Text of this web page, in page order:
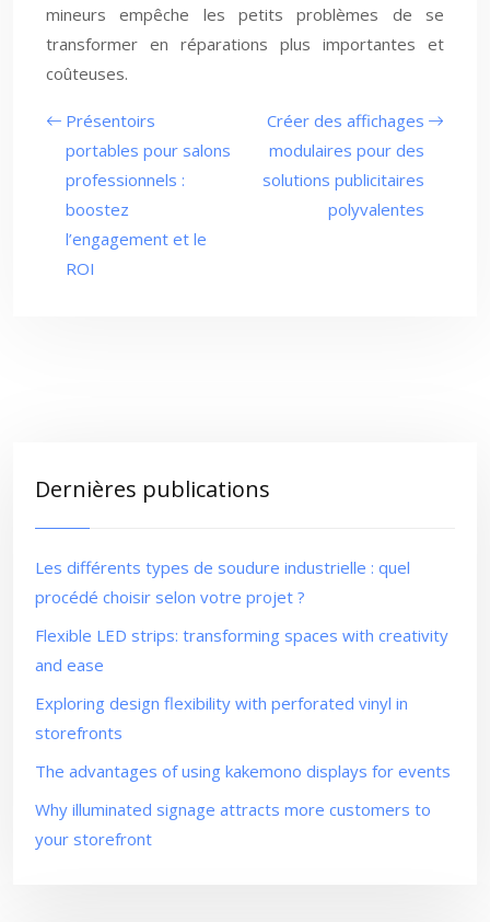
mineurs empêche les petits problèmes de se
transformer en réparations plus importantes et
coûteuses.
Présentoirs
portables pour salons
professionnels :
boostez
l’engagement et le
ROI
Créer des affichages
modulaires pour des
solutions publicitaires
polyvalentes
Dernières publications
Les différents types de soudure industrielle : quel
procédé choisir selon votre projet ?
Flexible LED strips: transforming spaces with creativity
and ease
Exploring design flexibility with perforated vinyl in
storefronts
The advantages of using kakemono displays for events
Why illuminated signage attracts more customers to
your storefront